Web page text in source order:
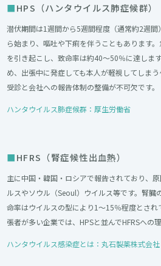
HPS（ハンタウイルス肺症候群）
潜伏期間は1週間から5週間程度（通常約2週
ら始まり、嘔吐や下痢を伴うこともあります
を引き起こし、致命率は約40〜50％に達しま
め、出張中に発症しても本人が軽視してしま
受診と会社への報告体制の整備が不可欠です。
ハンタウイルス肺症候群：厚生労働省
HFRS（腎症候性出血熱）
主に中国・韓国・ロシアで報告されており、
ルスやソウル（Seoul）ウイルス等です。腎臓
命率はウイルスの型により1〜15％程度とさ
張者が多い企業では、HPSと並んでHFRSへの
ハンタウイルス感染症とは：丸石製薬株式会社